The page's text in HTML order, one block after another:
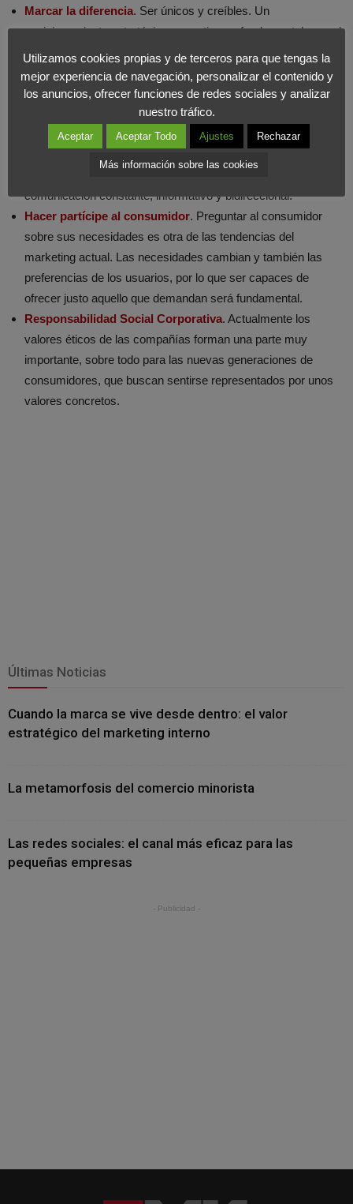
Marcar la diferencia. Ser únicos y creíbles. Un
posicionamiento estratégico y creativo es fundamental para el
éxito de la marca. Además, la consolidación de ese
posicionamiento jugará un papel muy importante en nuestra
creación de valor.
Las estrategias deben ser asumidas por los trabajadores
Involucrar a los miembros de la empresa con los valores de la
comunicación constante, informativo y bidireccional.
Hacer partícipe al consumidor. Preguntar al consumidor
sobre sus necesidades es otra de las tendencias del
marketing actual. Las necesidades cambian y también las
preferencias de los usuarios, por lo que ser capaces de
ofrecer justo aquello que demandan será fundamental.
Responsabilidad Social Corporativa. Actualmente los
valores éticos de las compañías forman una parte muy
importante, sobre todo para las nuevas generaciones de
consumidores, que buscan sentirse representados por unos
valores concretos.
Últimas Noticias
Cuando la marca se vive desde dentro: el valor
estratégico del marketing interno
La metamorfosis del comercio minorista
Las redes sociales: el canal más eficaz para las
pequeñas empresas
- Publicidad -
Utilizamos cookies propias y de terceros para que tengas la
mejor experiencia de navegación, personalizar el contenido y
los anuncios, ofrecer funciones de redes sociales y analizar
nuestro tráfico.
Aceptar Aceptar Todo Ajustes Rechazar
Más información sobre las cookies